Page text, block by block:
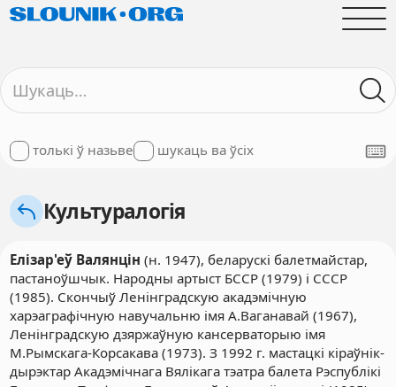
толькі ў назьве шукаць ва ўсіх
Культуралогія
Елізар'еў Валянцін (н. 1947), беларускі балетмайстар,
пастаноўшчык. Народны артыст БССР (1979) і СССР
(1985). Скончыў Ленінградскую акадэмічную
харэаграфічную навучальню імя А.Ваганавай (1967),
Ленінградскую дзяржаўную кансерваторыю імя
М.Рымскага-Корсакава (1973). З 1992 г. мастацкі кіраўнік-
дырэктар Акадэмічнага Вялікага тэатра балета Рэспублікі